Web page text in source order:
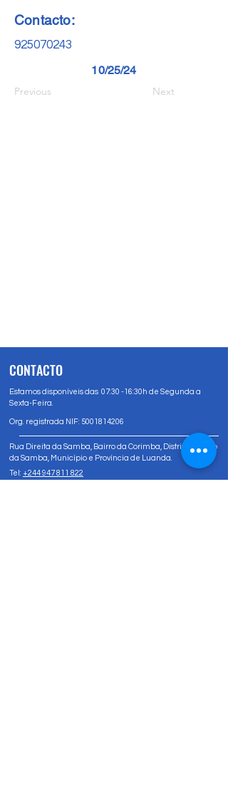
Contacto:
925070243
10/25/24
Previous Next
CONTACTO
Estamos disponíveis das 07:30 -16:30h de Segunda a
Sexta-Feira.
Org. registrada NIF: 5001814206
Rua Direita da Samba, Bairro da Corimba, Distrito Urbano
da Samba, Município e Província de Luanda.
Tel: +244 947 811 822